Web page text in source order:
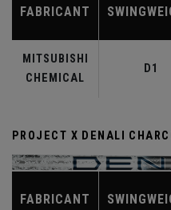
FABRICANT
MITSUBISHI
CHEMICAL
D1
PROJECT X DENALI
FABRICANT